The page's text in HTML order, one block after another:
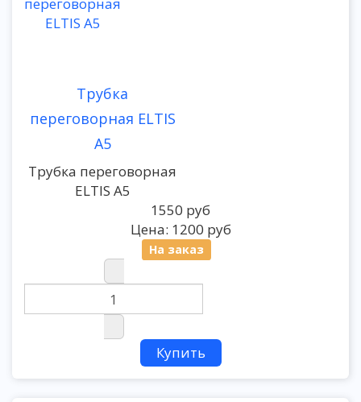
Трубка
переговорная ELTIS
А5
Трубка переговорная
ELTIS А5
1550 руб
Цена: 1200 руб
На заказ